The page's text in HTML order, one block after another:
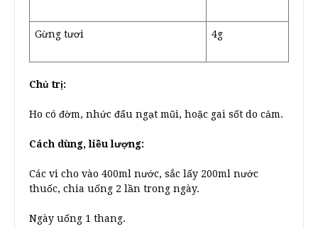
Gừng tươi 4g
Chủ trị:
Ho có đờm, nhức đẩu ngạt mũi, hoặc gai sốt do cảm.
Cách dùng, liều lượng:
Các vi cho vào 400ml nước, sắc lấy 200ml nước
thuốc, chia uống 2 lần trong ngày.
Ngày uống 1 thang.